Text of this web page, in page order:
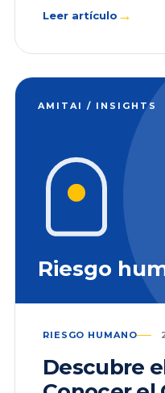
Leer artículo →
AMITAI / INSIGHTS
Riesgo
RIESGO HUMANO
Descubre